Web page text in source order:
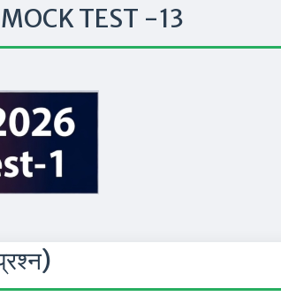
TEST -13